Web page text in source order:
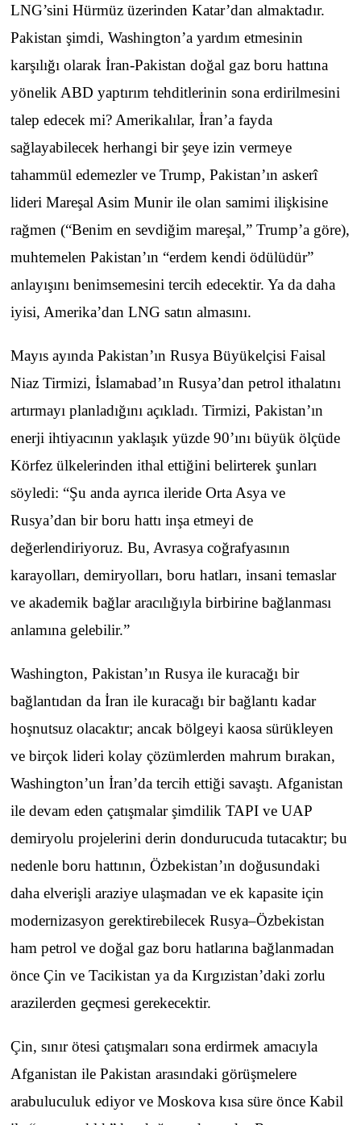
LNG’sini Hürmüz üzerinden Katar’dan almaktadır.
Pakistan şimdi, Washington’a yardım etmesinin
karşılığı olarak İran-Pakistan doğal gaz boru hattına
yönelik ABD yaptırım tehditlerinin sona erdirilmesini
talep edecek mi? Amerikalılar, İran’a fayda
sağlayabilecek herhangi bir şeye izin vermeye
tahammül edemezler ve Trump, Pakistan’ın askerî
lideri Mareşal Asim Munir ile olan samimi ilişkisine
rağmen (“Benim en sevdiğim mareşal,” Trump’a göre),
muhtemelen Pakistan’ın “erdem kendi ödülüdür”
anlayışını benimsemesini tercih edecektir. Ya da daha
iyisi, Amerika’dan LNG satın almasını.
Mayıs ayında Pakistan’ın Rusya Büyükelçisi Faisal
Niaz Tirmizi, İslamabad’ın Rusya’dan petrol ithalatını
artırmayı planladığını açıkladı. Tirmizi, Pakistan’ın
enerji ihtiyacının yaklaşık yüzde 90’ını büyük ölçüde
Körfez ülkelerinden ithal ettiğini belirterek şunları
söyledi: “Şu anda ayrıca ileride Orta Asya ve
Rusya’dan bir boru hattı inşa etmeyi de
değerlendiriyoruz. Bu, Avrasya coğrafyasının
karayolları, demiryolları, boru hatları, insani temaslar
ve akademik bağlar aracılığıyla birbirine bağlanması
anlamına gelebilir.”
Washington, Pakistan’ın Rusya ile kuracağı bir
bağlantıdan da İran ile kuracağı bir bağlantı kadar
hoşnutsuz olacaktır; ancak bölgeyi kaosa sürükleyen
ve birçok lideri kolay çözümlerden mahrum bırakan,
Washington’un İran’da tercih ettiği savaştı. Afganistan
ile devam eden çatışmalar şimdilik TAPI ve UAP
demiryolu projelerini derin dondurucuda tutacaktır; bu
nedenle boru hattının, Özbekistan’ın doğusundaki
daha elverişli araziye ulaşmadan ve ek kapasite için
modernizasyon gerektirebilecek Rusya–Özbekistan
ham petrol ve doğal gaz boru hatlarına bağlanmadan
önce Çin ve Tacikistan ya da Kırgızistan’daki zorlu
arazilerden geçmesi gerekecektir.
Çin, sınır ötesi çatışmaları sona erdirmek amacıyla
Afganistan ile Pakistan arasındaki görüşmelere
arabuluculuk ediyor ve Moskova kısa süre önce Kabil